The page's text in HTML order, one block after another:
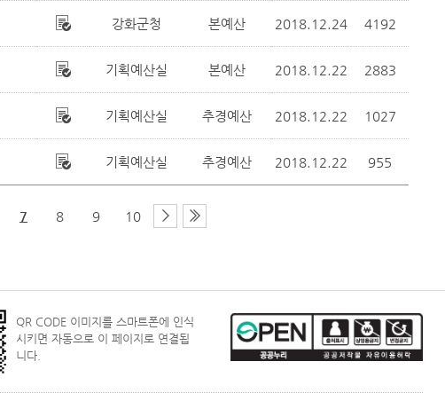
강화군청 본예산 2018.12.24 4192
기획예산실 본예산 2018.12.22 2883
기획예산실 추경예산 2018.12.22 1027
기획예산실 추경예산 2018.12.22 955
7 8 9 10
QR CODE 이미지를 스마트폰에 인식
시키면 자동으로 이 페이지로 연결됩
니다.